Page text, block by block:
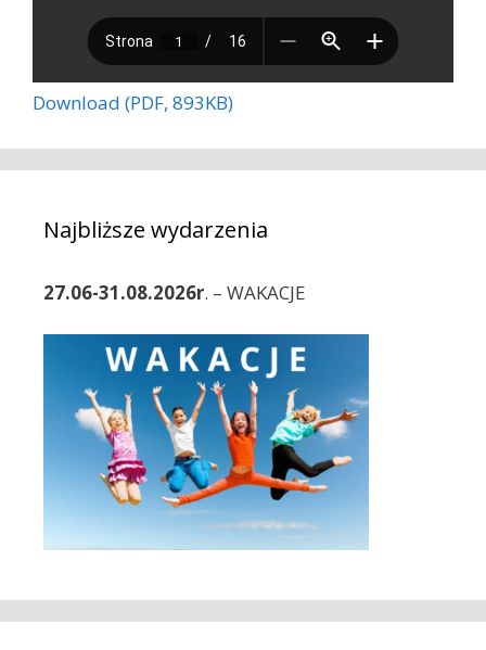
Download (PDF, 893KB)
Najbliższe wydarzenia
27.06-31.08.2026r. – WAKACJE